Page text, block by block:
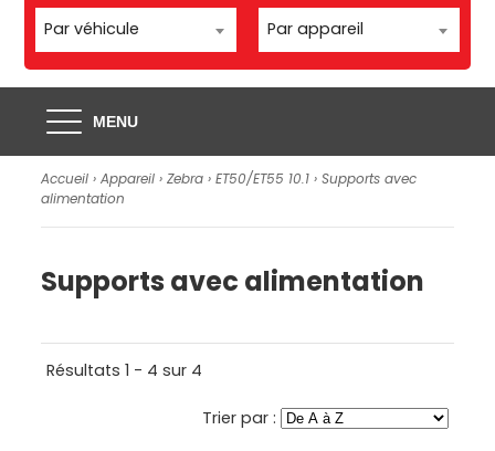
Par véhicule Par appareil
MENU
Accueil ›Appareil ›Zebra ›ET50/ET55 10.1 ›Supports avec
alimentation
Supports avec alimentation
Résultats 1 - 4 sur 4
Trier par :